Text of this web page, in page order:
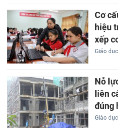
Cơ
hiệu
xếp
Giáo dục
Nỗ
liên
đúng
Giáo dục